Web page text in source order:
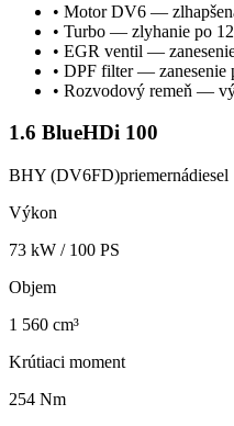
• Motor DV6 —
• Turbo — zlyhanie po
• EGR ventil —
• DPF filter — zanesenie
• Rozvodový remeň —
1.6 BlueHDi 100
BHY (DV6FD)priemernádiesel
Výkon
73 kW / 100 PS
Objem
1 560 cm³
Krútiaci moment
254 Nm